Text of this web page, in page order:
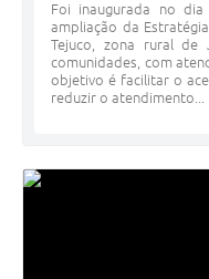
Foi inaugurada no
ampliação da
Tejuco, zona rural de
comunidades, com
objetivo é facilitar o
reduzir o atendimento...